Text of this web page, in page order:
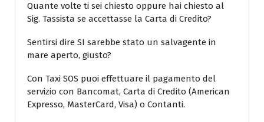
Quante volte ti sei chiesto oppure hai chiesto al
Sig. Tassista se accettasse la Carta di Credito?
Sentirsi dire SI sarebbe stato un salvagente in
mare aperto, giusto?
Con Taxi SOS puoi effettuare il pagamento del
servizio con Bancomat, Carta di Credito (American
Expresso, MasterCard, Visa) o Contanti.